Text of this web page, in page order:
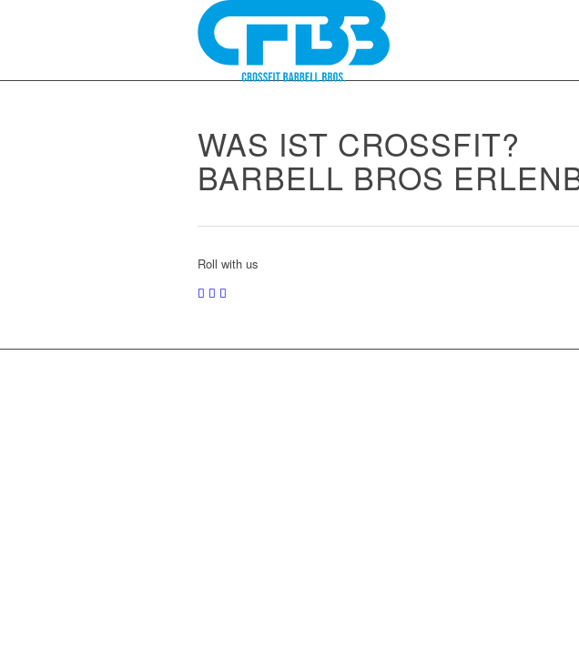
WAS IST CROSSFIT?
BARBELL BROS
Roll with us